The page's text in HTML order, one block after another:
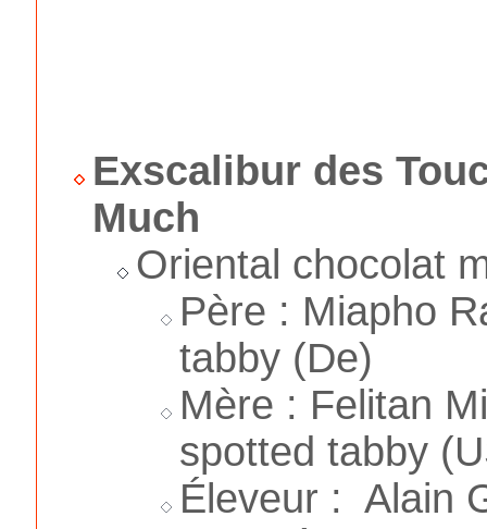
Exscalibur des
Much
Oriental chocolat
Père : Miapho
tabby (De)
Mère : Felitan
spotted tabby
Éleveur : Alain